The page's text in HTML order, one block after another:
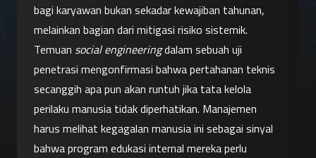
bagi karyawan bukan sekadar kewajiban tahunan,
melainkan bagian dari mitigasi risiko sistemik.
Temuan social engineering dalam sebuah uji
penetrasi mengonfirmasi bahwa pertahanan teknis
secanggih apa pun akan runtuh jika tata kelola
perilaku manusia tidak diperhatikan. Manajemen
harus melihat kegagalan manusia ini sebagai sinyal
bahwa program edukasi internal mereka perlu